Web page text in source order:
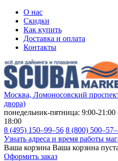
О нас
Скидки
Как купить
Доставка и оплата
Контакты
Москва, Ломоносовский
двора)
понедельник-пятница: 9:00-21:00
18:00
8 (495) 150–99–56 8 (800)
Узнать адреса и время работы
Ваша корзина Ваша корзина
Оформить заказ